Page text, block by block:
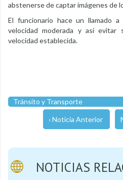
abstenerse de captar imágenes de
El funcionario hace un llamado
velocidad moderada y así evitar
velocidad establecida.
Tránsito y Transporte
‹ Noticia Anterior
NOTICIAS